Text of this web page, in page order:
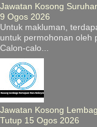
Jawatan Kosong
9 Ogos 2026
Untuk makluman,
untuk permohonan oleh
Calon-calo...
Jawatan Kosong
Tutup 15 Ogos 2026